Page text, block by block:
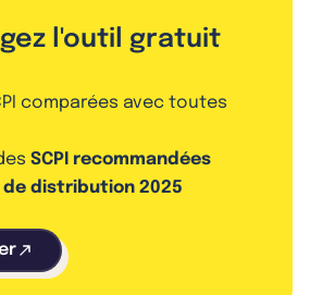
l'outil gratuit
comparées avec toutes
SCPI recommandées
distribution 2025